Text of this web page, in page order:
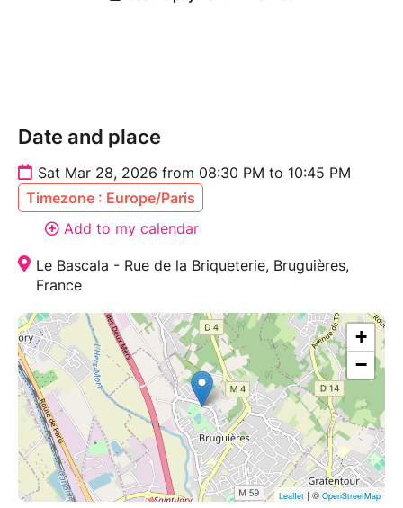
Date and place
Sat Mar 28, 2026 from 08:30 PM to 10:45 PM
Timezone : Europe/Paris
Add to my calendar
Le Bascala - Rue de la Briqueterie, Bruguières,
France
+
−
Leaflet | © OpenStreetMap